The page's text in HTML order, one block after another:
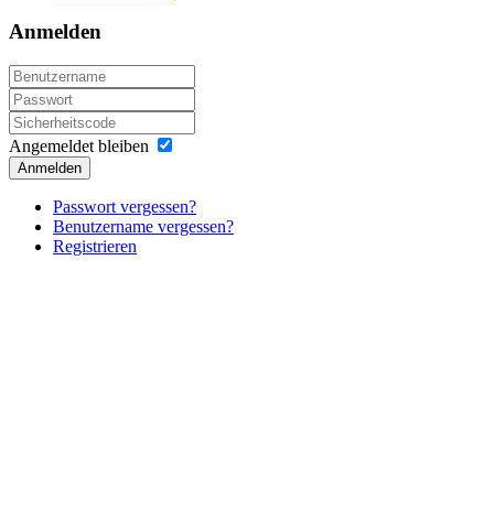
Anmelden
Angemeldet bleiben
Anmelden
Passwort vergessen?
Benutzername vergessen?
Registrieren